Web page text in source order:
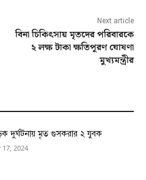
Next article
বিনা চিকিৎসায় মৃতদের পরিবারকে
২ লক্ষ টাকা ক্ষতিপূরণ ঘোষণা
মুখ্যমন্ত্রীর
দুর্ঘটনায় মৃত গুসকরার ২ যুবক
17, 2024